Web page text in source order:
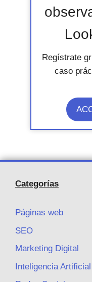
Regístrate
caso
Categorías
Páginas web
SEO
Marketing Digital
Inteligencia Artificial